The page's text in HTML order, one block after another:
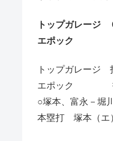
トップガレージ
エポック ４
トップガレージ
エポック 打24
○塚本、富永－
本塁打 塚本（